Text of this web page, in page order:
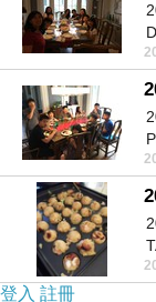
登入 註冊